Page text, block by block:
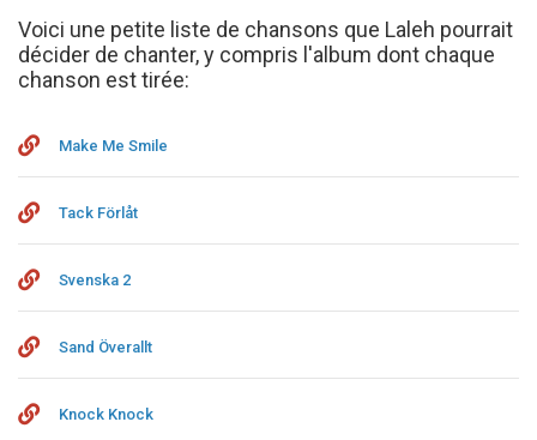
Voici une petite liste de chansons que Laleh pourrait
décider de chanter, y compris l'album dont chaque
chanson est tirée:
Make Me Smile
Tack Förlåt
Svenska 2
Sand Överallt
Knock Knock